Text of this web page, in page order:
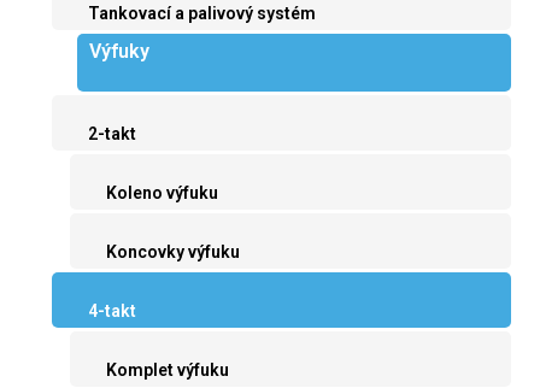
Tankovací a palivový systém
Výfuky
2-takt
Koleno výfuku
Koncovky výfuku
4-takt
Komplet výfuku